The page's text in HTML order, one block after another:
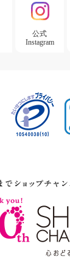
公式
Instagram